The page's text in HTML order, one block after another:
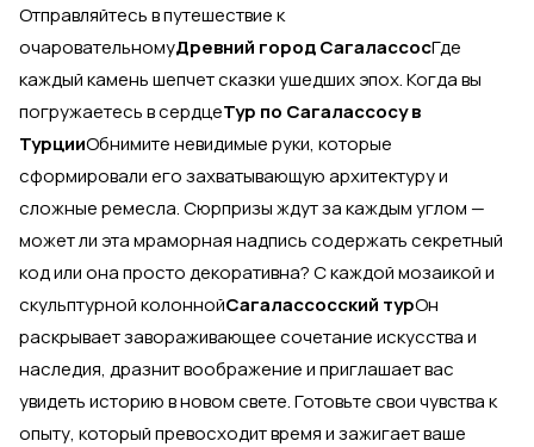
Отправляйтесь в путешествие к
очаровательномуДревний город СагалассосГде
каждый камень шепчет сказки ушедших эпох. Когда вы
погружаетесь в сердцеТур по Сагалассосу в
ТурцииОбнимите невидимые руки, которые
сформировали его захватывающую архитектуру и
сложные ремесла. Сюрпризы ждут за каждым углом —
может ли эта мраморная надпись содержать секретный
код или она просто декоративна? С каждой мозаикой и
скульптурной колоннойСагалассосский турОн
раскрывает завораживающее сочетание искусства и
наследия, дразнит воображение и приглашает вас
увидеть историю в новом свете. Готовьте свои чувства к
опыту, который превосходит время и зажигает ваше